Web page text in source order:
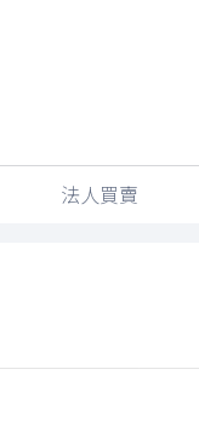
法人買賣